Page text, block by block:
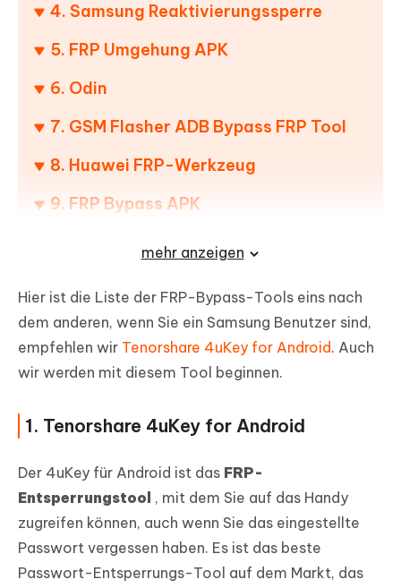
4. Samsung Reaktivierungssperre
5. FRP Umgehung APK
6. Odin
7. GSM Flasher ADB Bypass FRP Tool
8. Huawei FRP-Werkzeug
9. FRP Bypass APK
10. All In One FRP Tools
mehr anzeigen
Hier ist die Liste der FRP-Bypass-Tools eins nach
dem anderen, wenn Sie ein Samsung Benutzer sind,
empfehlen wir Tenorshare 4uKey for Android. Auch
wir werden mit diesem Tool beginnen.
1. Tenorshare 4uKey for Android
Der 4uKey für Android ist das FRP-
Entsperrungstool , mit dem Sie auf das Handy
zugreifen können, auch wenn Sie das eingestellte
Passwort vergessen haben. Es ist das beste
Passwort-Entsperrungs-Tool auf dem Markt, das